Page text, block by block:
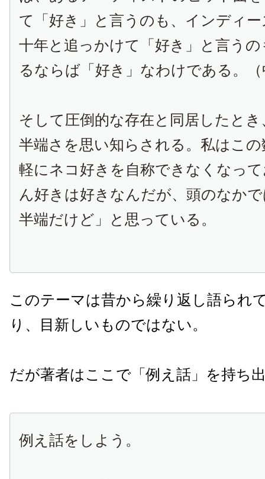
て「好き」と言うのも、インディ
十年と追っかけて「好き」と言う
るならば「好き」なわけである。
そして圧倒的な存在と同居したと
半端さを思い知らされる。私はこ
軽にネコ好きを自称できなくなっ
ん好きは好きなんだが、頭のなか
半端だけど」と思っている。
このテーマは昔から繰り返し語られ
り、目新しいものではない。
だが著者はここで「例え話」を持ち
例え話をしよう。